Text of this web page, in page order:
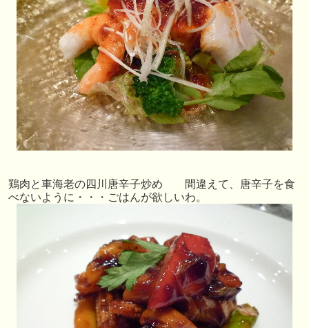
鶏肉と車海老の四川唐辛子炒め 間違えて、唐辛子を食
べないように・・・ごはんが欲しいわ。